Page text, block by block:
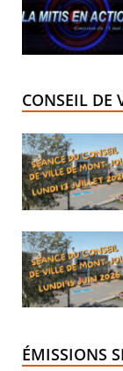
CONSEIL DE
ÉMISSIONS